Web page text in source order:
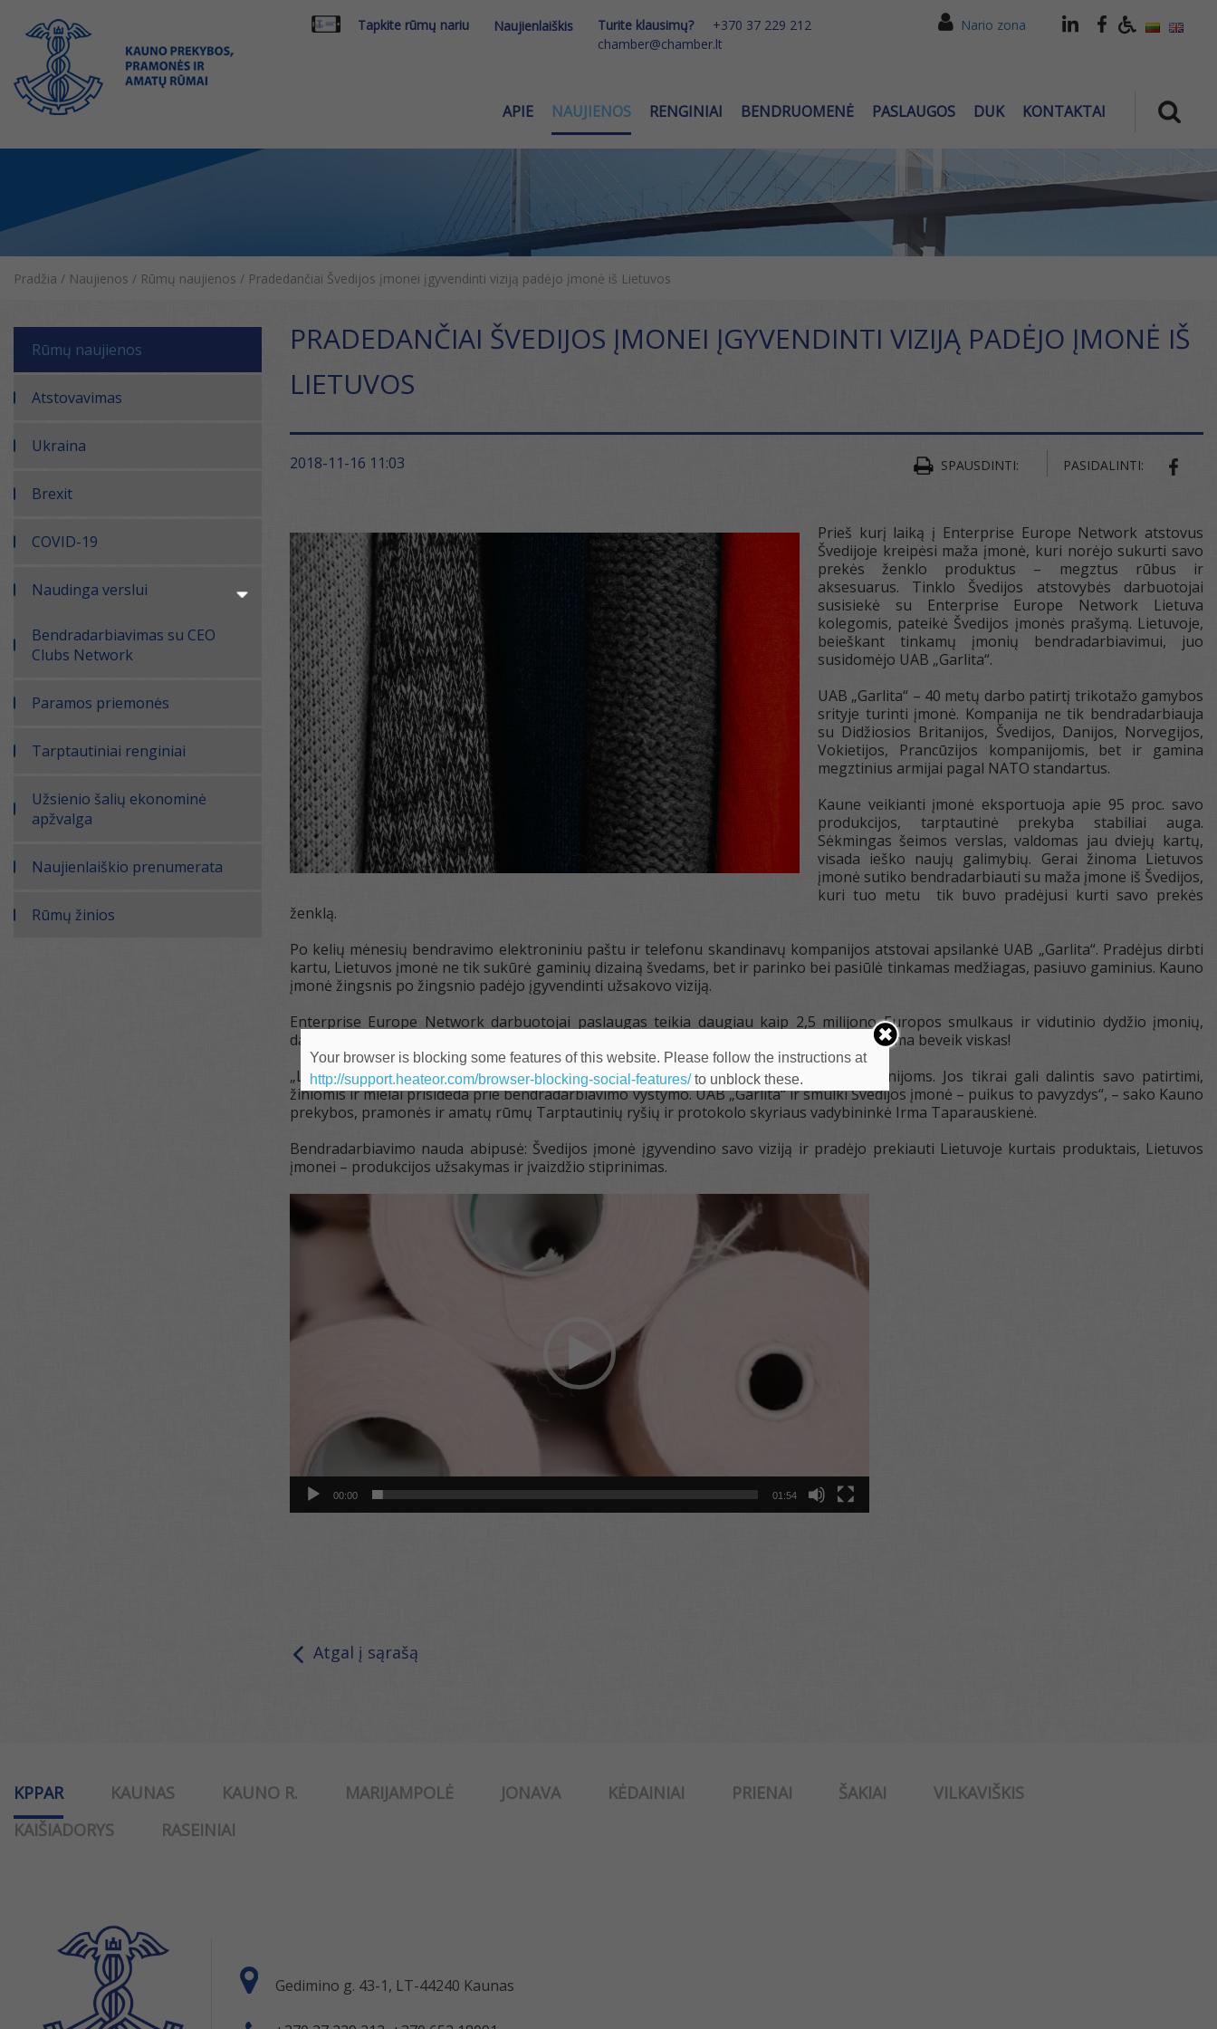
Tapkite rūmų nariu Naujienlaiškis Turite klausimų?
+370 37 229 212
chamber@chamber.lt
Nario zona
APIE NAUJIENOS RENGINIAI BENDRUOMENĖ PASLAUGOS DUK KONTAKTAI
Pradžia / Naujienos / Rūmų naujienos / Pradedančiai Švedijos įmonei įgyvendinti viziją padėjo įmonė iš Lietuvos
Rūmų naujienos
Atstovavimas
Ukraina
Brexit
COVID-19
Naudinga verslui
Bendradarbiavimas su CEO
Clubs Network
Paramos priemonės
Tarptautiniai renginiai
Užsienio šalių ekonominė
apžvalga
Naujienlaiškio prenumerata
Rūmų žinios
PRADEDANČIAI ŠVEDIJOS ĮMONEI ĮGYVENDINTI VIZIJĄ PADĖJO ĮMONĖ IŠ
LIETUVOS
2018-11-16 11:03 SPAUSDINTI: PASIDALINTI:
Prieš kurį laiką į Enterprise Europe Network atstovus
Švedijoje kreipėsi maža įmonė, kuri norėjo sukurti savo
prekės ženklo produktus – megztus rūbus ir
aksesuarus. Tinklo Švedijos atstovybės darbuotojai
susisiekė su Enterprise Europe Network Lietuva
kolegomis, pateikė Švedijos įmonės prašymą. Lietuvoje,
beieškant tinkamų įmonių bendradarbiavimui, juo
susidomėjo UAB „Garlita“.
UAB „Garlita“ – 40 metų darbo patirtį trikotažo gamybos
srityje turinti įmonė. Kompanija ne tik bendradarbiauja
su Didžiosios Britanijos, Švedijos, Danijos, Norvegijos,
Vokietijos, Prancūzijos kompanijomis, bet ir gamina
megztinius armijai pagal NATO standartus.
Kaune veikianti įmonė eksportuoja apie 95 proc. savo
produkcijos, tarptautinė prekyba stabiliai auga.
Sėkmingas šeimos verslas, valdomas jau dviejų kartų,
visada ieško naujų galimybių. Gerai žinoma Lietuvos
įmonė sutiko bendradarbiauti su maža įmone iš Švedijos,
kuri tuo metu tik buvo pradėjusi kurti savo prekės
ženklą.
Po kelių mėnesių bendravimo elektroniniu paštu ir telefonu skandinavų kompanijos atstovai apsilankė UAB „Garlita“. Pradėjus dirbti
kartu, Lietuvos įmonė ne tik sukūrė gaminių dizainą švedams, bet ir parinko bei pasiūlė tinkamas medžiagas, pasiuvo gaminius. Kauno
įmonė žingsnis po žingsnio padėjo įgyvendinti užsakovo viziją.
Enterprise Europe Network darbuotojai paslaugas teikia daugiau kaip 2,5 milijono Europos smulkaus ir vidutinio dydžio įmonių,
daugiau ar mažiau patyrusių. Bendradarbiaujant ir ieškant partnerystės galimybių įmanoma beveik viskas!
„Lietuvos įmonės savo patirtimi ir inovatyvumu tikrai nenusileidžia užsienio kompanijoms. Jos tikrai gali dalintis savo patirtimi,
žiniomis ir mielai prisideda prie bendradarbiavimo vystymo. UAB „Garlita“ ir smulki Švedijos įmonė – puikus to pavyzdys“, – sako Kauno
prekybos, pramonės ir amatų rūmų Tarptautinių ryšių ir protokolo skyriaus vadybininkė Irma Taparauskienė.
Bendradarbiavimo nauda abipusė: Švedijos įmonė įgyvendino savo viziją ir pradėjo prekiauti Lietuvoje kurtais produktais, Lietuvos
įmonei – produkcijos užsakymas ir įvaizdžio stiprinimas.
Video
grotuvas
00:00 01:54
Atgal į sąrašą
KPPAR KAUNAS KAUNO R. MARIJAMPOLĖ JONAVA KĖDAINIAI PRIENAI ŠAKIAI
VILKAVIŠKIS
KAIŠIADORYS
RASEINIAI
Gedimino g. 43-1, LT-44240 Kaunas
Your browser is blocking some features of this website. Please follow the instructions at
http://support.heateor.com/browser-blocking-social-features/to unblock these.